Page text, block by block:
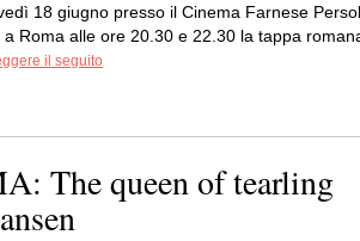
18 giugno presso il Cinema Farnese Persol
a Roma alle ore 20.30 e 22.30 la tappa
il seguito
The queen of tearling